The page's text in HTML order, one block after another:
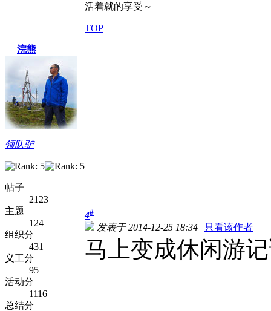
活着就的享受～
TOP
浣熊
领队驴
帖子
2123
主题
124
组织分
431
义工分
95
活动分
1116
总结分
4#
发表于 2014-12-25 18:34 | 只看该作者
马上变成休闲游